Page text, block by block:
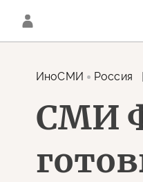
ИноСМИ Россия
СМИ